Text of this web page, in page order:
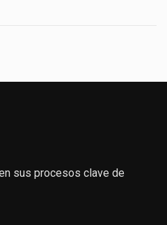
sus procesos clave de